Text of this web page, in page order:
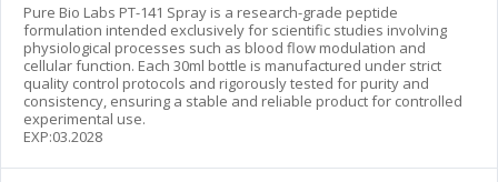
Pure Bio Labs PT-141 Spray is a research-grade peptide
formulation intended exclusively for scientific studies involving
physiological processes such as blood flow modulation and
cellular function. Each 30ml bottle is manufactured under strict
quality control protocols and rigorously tested for purity and
consistency, ensuring a stable and reliable product for controlled
experimental use.
EXP:03.2028